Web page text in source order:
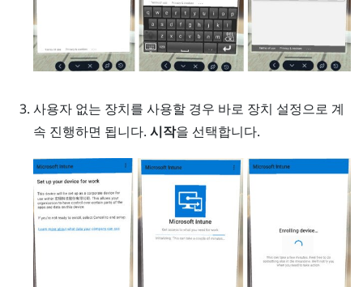
사용자 없는 장치를 사용할 경우 바로 장치 설정으로 계
속 진행하면 됩니다. 시작을 선택합니다.